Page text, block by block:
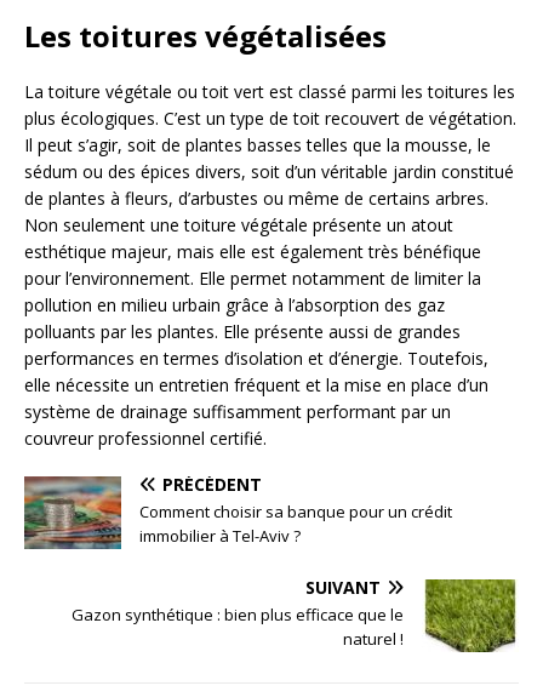
Les toitures végétalisées
La toiture végétale ou toit vert est classé parmi les toitures les
plus écologiques. C’est un type de toit recouvert de végétation.
Il peut s’agir, soit de plantes basses telles que la mousse, le
sédum ou des épices divers, soit d’un véritable jardin constitué
de plantes à fleurs, d’arbustes ou même de certains arbres.
Non seulement une toiture végétale présente un atout
esthétique majeur, mais elle est également très bénéfique
pour l’environnement. Elle permet notamment de limiter la
pollution en milieu urbain grâce à l’absorption des gaz
polluants par les plantes. Elle présente aussi de grandes
performances en termes d’isolation et d’énergie. Toutefois,
elle nécessite un entretien fréquent et la mise en place d’un
système de drainage suffisamment performant par un
couvreur professionnel certifié.
PRÉCÉDENT
Comment choisir sa banque pour un crédit
immobilier à Tel-Aviv ?
SUIVANT
Gazon synthétique : bien plus efficace que le
naturel !